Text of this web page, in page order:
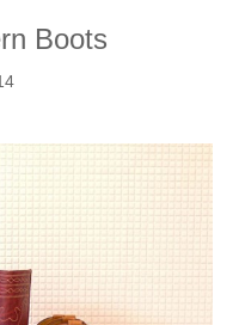
Boots